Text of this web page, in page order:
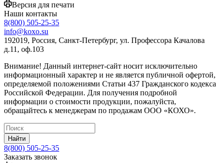
Версия для печати
Наши контакты
8(800) 505-25-35
info@koxo.su
192019, Россия, Санкт-Петербург, ул. Профессора Качалова
д.11, оф.103
Внимание! Данный интернет-сайт носит исключительно
информационный характер и не является публичной офертой,
определяемой положениями Статьи 437 Гражданского кодекса
Российской Федерации. Для получения подробной
информации о стоимости продукции, пожалуйста,
обращайтесь к менеджерам по продажам ООО «КОХО».
Найти
8(800) 505-25-35
Заказать звонок